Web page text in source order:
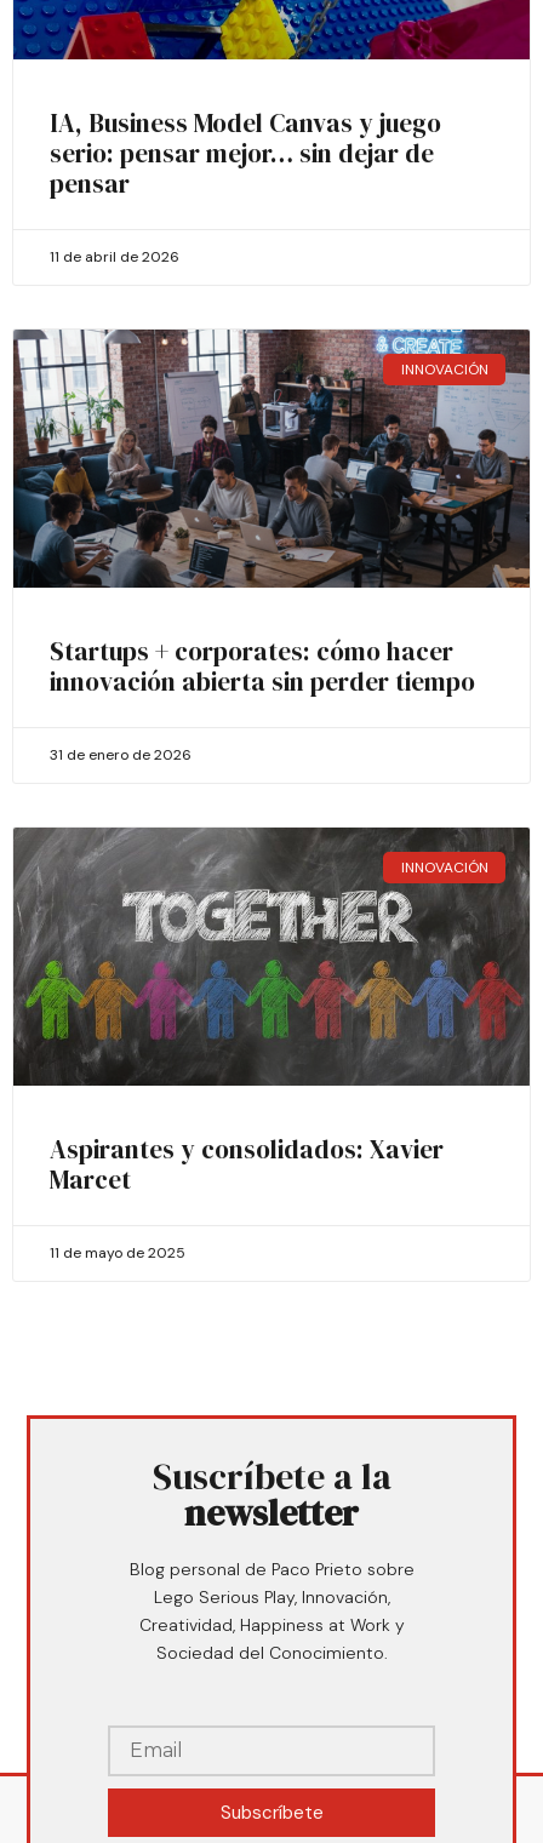
IA, Business Model Canvas y juego
serio: pensar mejor… sin dejar de
pensar
11 de abril de 2026
INNOVACIÓN
Startups + corporates: cómo hacer
innovación abierta sin perder tiempo
31 de enero de 2026
INNOVACIÓN
Aspirantes y consolidados: Xavier
Marcet
11 de mayo de 2025
Suscríbete a la
newsletter
Blog personal de Paco Prieto sobre
Lego Serious Play, Innovación,
Creatividad, Happiness at Work y
Sociedad del Conocimiento.
Subscríbete